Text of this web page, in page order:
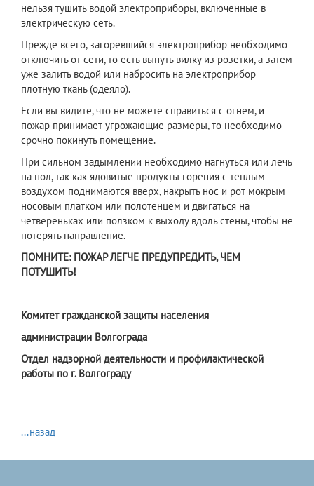
нельзя тушить водой электроприборы, включенные в
электрическую сеть.
Прежде всего, загоревшийся электроприбор необходимо
отключить от сети, то есть вынуть вилку из розетки, а затем
уже залить водой или набросить на электроприбор
плотную ткань (одеяло).
Если вы видите, что не можете справиться с огнем, и
пожар принимает угрожающие размеры, то необходимо
срочно покинуть помещение.
При сильном задымлении необходимо нагнуться или лечь
на пол, так как ядовитые продукты горения с теплым
воздухом поднимаются вверх, накрыть нос и рот мокрым
носовым платком или полотенцем и двигаться на
четвереньках или ползком к выходу вдоль стены, чтобы не
потерять направление.
ПОМНИТЕ: ПОЖАР ЛЕГЧЕ ПРЕДУПРЕДИТЬ, ЧЕМ
ПОТУШИТЬ!
Комитет гражданской защиты населения
администрации Волгограда
Отдел надзорной деятельности и профилактической
работы по г. Волгограду
...назад